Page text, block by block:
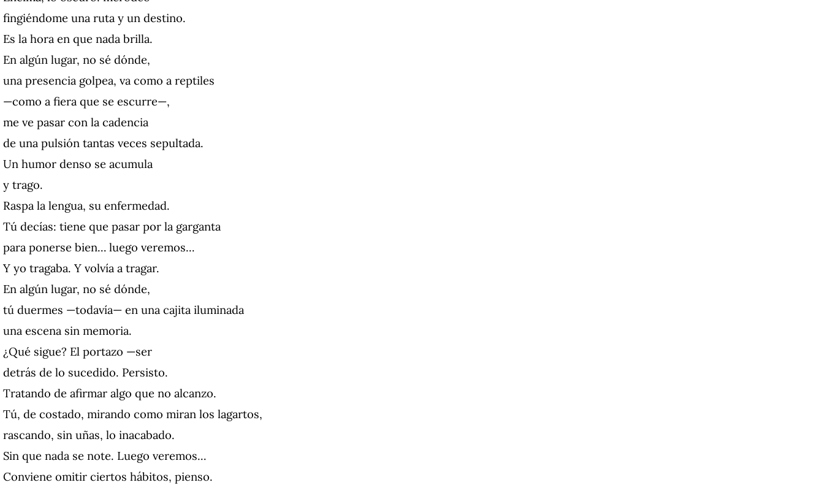
fingiéndome una ruta y un destino.
Es la hora en que nada brilla.
En algún lugar, no sé dónde,
una presencia golpea, va como a reptiles
—como a fiera que se escurre—,
me ve pasar con la cadencia
de una pulsión tantas veces sepultada.
Un humor denso se acumula
y trago.
Raspa la lengua, su enfermedad.
Tú decías: tiene que pasar por la garganta
para ponerse bien… luego veremos…
Y yo tragaba. Y volvía a tragar.
En algún lugar, no sé dónde,
tú duermes —todavía— en una cajita iluminada
una escena sin memoria.
¿Qué sigue? El portazo —ser
detrás de lo sucedido. Persisto.
Tratando de afirmar algo que no alcanzo.
Tú, de costado, mirando como miran los lagartos,
rascando, sin uñas, lo inacabado.
Sin que nada se note. Luego veremos…
Conviene omitir ciertos hábitos, pienso.